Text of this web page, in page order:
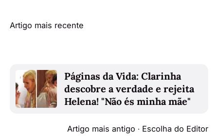
Artigo mais recente
Páginas da Vida: Clarinha
descobre a verdade e rejeita
Helena! "Não és minha mãe"
Artigo mais antigo ∙ Escolha do Editor